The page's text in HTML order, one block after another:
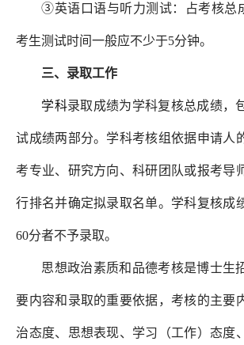
③英语口语与听力测试：占考核总
考生测试时间一般应不少于5分钟。
三、录取工作
学科录取成绩为学科复核总成绩，
试成绩两部分。学科考核组依据申请人
考专业、研究方向、科研团队或报考导
行排名并确定拟录取名单。学科复核成
60分者不予录取。
思想政治素质和品德考核是博士生
要内容和录取的重要依据，考核的主要
治态度、思想表现、学习（工作）态度